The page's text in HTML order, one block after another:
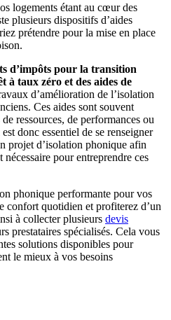
logements étant au cœur des
plusieurs dispositifs d’aides
prétendre pour la mise en place
d’impôts pour la transition
à taux zéro et des aides de
d’amélioration de l’isolation
Ces aides sont souvent
ressources, de performances ou
donc essentiel de se renseigner
projet d’isolation phonique afin
pour entreprendre ces
phonique performante pour vos
confort quotidien et profiterez d’un
à collecter plusieurs devis
prestataires spécialisés. Cela vous
solutions disponibles pour
le mieux à vos besoins